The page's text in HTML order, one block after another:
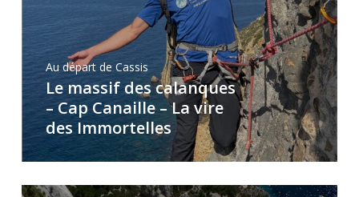
Au départ de Cassis
Le massif des calanques
– Cap Canaille – La vire
des Immortelles